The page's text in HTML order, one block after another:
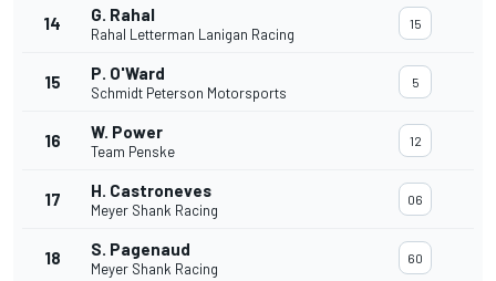
14 G. Rahal
Rahal Letterman Lanigan Racing
15
15 P. O'Ward
Schmidt Peterson Motorsports
5
16 W. Power
Team Penske
12
17 H. Castroneves
Meyer Shank Racing
06
18 S. Pagenaud
Meyer Shank Racing
60